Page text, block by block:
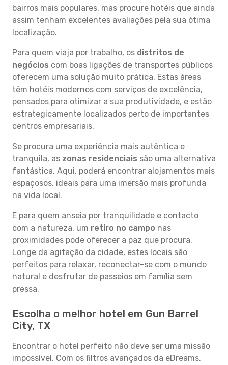
bairros mais populares, mas procure hotéis que ainda
assim tenham excelentes avaliações pela sua ótima
localização.
Para quem viaja por trabalho, os distritos de
negócios com boas ligações de transportes públicos
oferecem uma solução muito prática. Estas áreas
têm hotéis modernos com serviços de excelência,
pensados para otimizar a sua produtividade, e estão
estrategicamente localizados perto de importantes
centros empresariais.
Se procura uma experiência mais autêntica e
tranquila, as zonas residenciais são uma alternativa
fantástica. Aqui, poderá encontrar alojamentos mais
espaçosos, ideais para uma imersão mais profunda
na vida local.
E para quem anseia por tranquilidade e contacto
com a natureza, um retiro no campo nas
proximidades pode oferecer a paz que procura.
Longe da agitação da cidade, estes locais são
perfeitos para relaxar, reconectar-se com o mundo
natural e desfrutar de passeios em família sem
pressa.
Escolha o melhor hotel em Gun Barrel
City, TX
Encontrar o hotel perfeito não deve ser uma missão
impossível. Com os filtros avançados da eDreams,